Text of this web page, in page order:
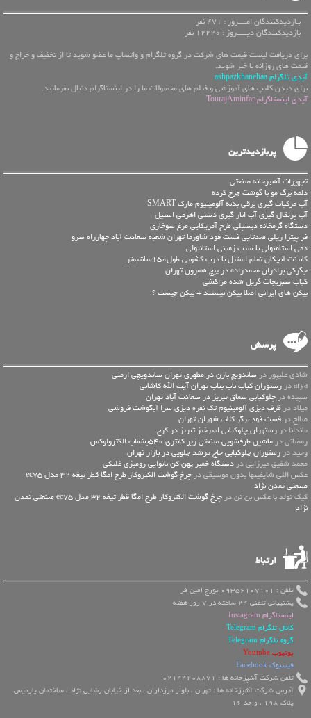
بـازدیدکنندگان امــــروز : 471 نفر
بازدیدکنندگان دیـــــروز : 12220 نفر
برای دریافت لیست قیمت های شرکت در گروه تلگرام و واتساپ ما عضو شوید تا از تخفیف و حراج و
قیمت های روزانه با خبر شوید.
آیدی تلگرام ashpazkhanehaa
برای دیدن کلیپ های آموزشی و فیلم های محصولات ما را در اینستاگرام دنبال بفرمایید.
آیدی اینستاگرام TourajAminfar
پربازدیدترین
تجهیزات آشپزخانه صنعتی
دلمه برگ مو با گوشت چرخ کرده
آب مرکبات گیری برقی بدنه آلومینیوم مارک SMART
آب پرتقال گیری آب انار گیری دستی اهرمی استیل
دستگاه گرمخانه دیسپلی طرح آمریکایی مرغ سوخاری
فر پیتزا ریلی صدتایی فست فود شاورما تهران شعبه سعادت آباد چهارراه سرو
دمی استامبولی با سیب زمینی استانبولی
کابینت آبچکان تمام استیل با درب کشویی طول150سانتیمتر
جگرکی برادران محمدزاده در پیچ شمرون تهران
کباب سبزیجات گریل شده مراکشی
بیکن های ایرانی اصلا بیکن نیستند + بیکن چیست ؟
پرسش
شادی علیپور در ساندویچ بارن در مطهری تهران ساندویچی ارمنی
arya در
رستوران کباب ناب بناب تهران آیت الله کاشانی
سپیده در چلوکبابی سماق تبریز در سعادت آباد تهران
میلاد در ظرف دیزی آلومینیوم تک نفره دیزی سرا آبگوشت فروشی
صالح در فست فود برگر کلاب شهران تهران
ماندانا در رستوران چلوکبابی امیرخیز تبریز در کرج
رمضانی در ماشین ظرفشویی صنعتی زیر کانتری 540بشقاب الکترولوکس
وحید در رستوران چلوکبابی حاج مرشد چلویی در بازار تهران
محمد شفیق میرزایی در دستگاه خمیر پهن کن نانوایی رومیزی غلتکی
عكس اللي شايفينها بدون موسيقى در
چرخ گوشت الکتروکار طرح امگا قطر تیغه 32 مدل ec75
صنعتی تمدن نژاد
کیک تولد با عکس بن تن در
چرخ گوشت الکتروکار طرح امگا قطر تیغه 32 مدل ec75 صنعتی تمدن
نژاد
ارتباط
تلفن : 09356107101 تورج امین فر
پشتیبانی تلفنی 24 ساعته در 7 روز هفته
اینستاگرام Instagram
کانال تلگرام Telegram
گروه تلگرام Telegram
یوتیوب Youtube
فیسبوک Facebook
تلفن شرکت آشپزخانه ها : 02144208871
آدرس شرکت آشپزخانه ها : تهران ، بلوار مرزداران ، بعد از خیابان رضایی نژاد ، ساختمان پارمیس
پلاک 198 ، واحد 16